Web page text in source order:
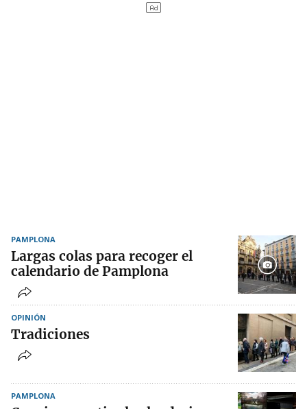
PAMPLONA
Largas colas para recoger el
calendario de Pamplona
OPINIÓN
Tradiciones
PAMPLONA